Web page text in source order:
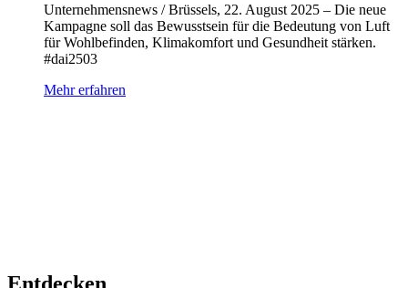
Unternehmensnews / Brüssels, 22. August 2025 – Die neue
Kampagne soll das Bewusstsein für die Bedeutung von Luft
für Wohlbefinden, Klimakomfort und Gesundheit stärken.
#dai2503
Mehr erfahren
Entdecken